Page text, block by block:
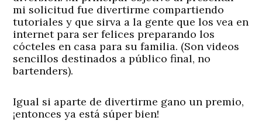
mi solicitud fue divertirme compartiendo
tutoriales y que sirva a la gente que los vea en
internet para ser felices preparando los
cócteles en casa para su familia. (Son videos
sencillos destinados a público final, no
bartenders).
Igual si aparte de divertirme gano un premio,
¡entonces ya está súper bien!